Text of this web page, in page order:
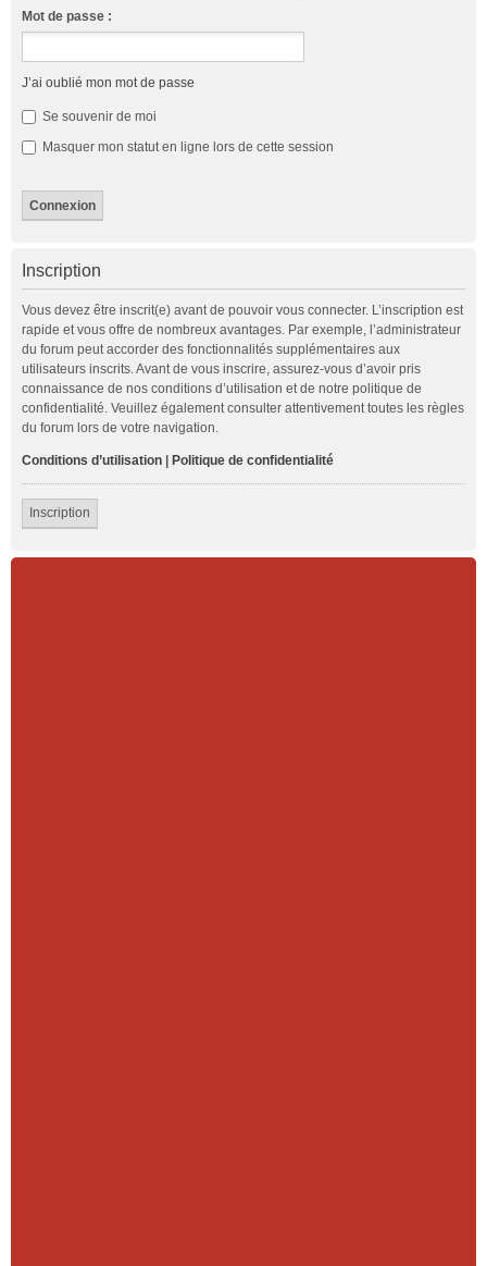
Mot de passe :
J’ai oublié mon mot de passe
Se souvenir de moi
Masquer mon statut en ligne lors de cette session
Inscription
Vous devez être inscrit(e) avant de pouvoir vous connecter. L’inscription est
rapide et vous offre de nombreux avantages. Par exemple, l’administrateur
du forum peut accorder des fonctionnalités supplémentaires aux
utilisateurs inscrits. Avant de vous inscrire, assurez-vous d’avoir pris
connaissance de nos conditions d’utilisation et de notre politique de
confidentialité. Veuillez également consulter attentivement toutes les règles
du forum lors de votre navigation.
Conditions d’utilisation Politique de confidentialité
Inscription